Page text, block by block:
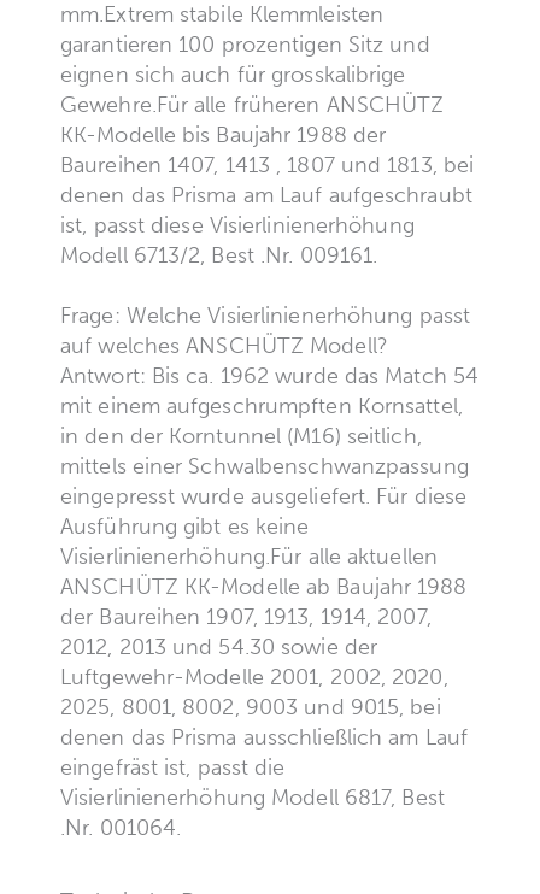
mm.Extrem stabile Klemmleisten
garantieren 100 prozentigen Sitz und
eignen sich auch für grosskalibrige
Gewehre.Für alle früheren ANSCHÜTZ
KK-Modelle bis Baujahr 1988 der
Baureihen 1407, 1413 , 1807 und 1813, bei
denen das Prisma am Lauf aufgeschraubt
ist, passt diese Visierlinienerhöhung
Modell 6713/2, Best .Nr. 009161.
Frage: Welche Visierlinienerhöhung passt
auf welches ANSCHÜTZ Modell?
Antwort: Bis ca. 1962 wurde das Match 54
mit einem aufgeschrumpften Kornsattel,
in den der Korntunnel (M16) seitlich,
mittels einer Schwalbenschwanzpassung
eingepresst wurde ausgeliefert. Für diese
Ausführung gibt es keine
Visierlinienerhöhung.Für alle aktuellen
ANSCHÜTZ KK-Modelle ab Baujahr 1988
der Baureihen 1907, 1913, 1914, 2007,
2012, 2013 und 54.30 sowie der
Luftgewehr-Modelle 2001, 2002, 2020,
2025, 8001, 8002, 9003 und 9015, bei
denen das Prisma ausschließlich am Lauf
eingefräst ist, passt die
Visierlinienerhöhung Modell 6817, Best
.Nr. 001064.